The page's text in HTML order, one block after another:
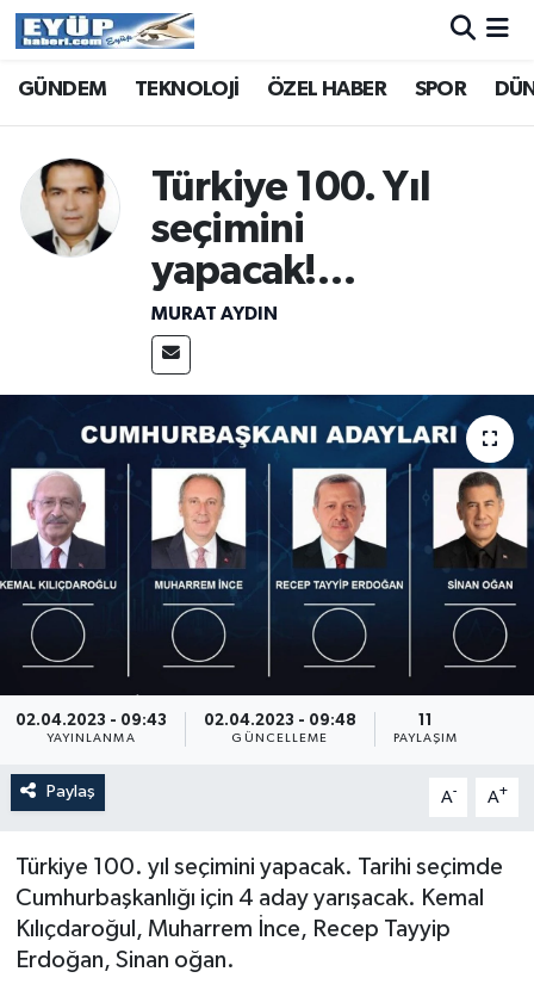
GÜNDEM TEKNOLOJİ ÖZEL HABER SPOR
Türkiye 100. Yıl
seçimini
yapacak!…
MURAT AYDIN
02.04.2023 - 09:43
YAYINLANMA
02.04.2023 - 09:48
GÜNCELLEME PAYLAŞIM
Paylaş A- A+
Türkiye 100. yıl seçimini yapacak. Tarihi seçimde
Cumhurbaşkanlığı için 4 aday yarışacak. Kemal
Kılıçdaroğul, Muharrem İnce, Recep Tayyip
Erdoğan, Sinan oğan.